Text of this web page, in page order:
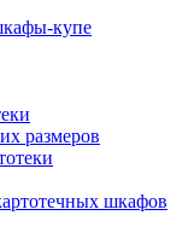
купе
размеров
шкафов